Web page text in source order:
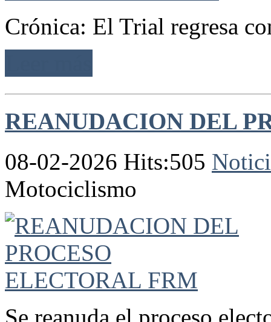
Crónica: El Trial regresa
REANUDACION DEL
08-02-2026 Hits:505
Motociclismo
Se reanuda el proceso